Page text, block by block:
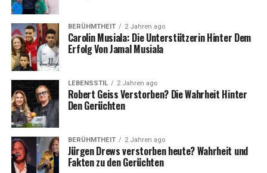
BERÜHMTHEIT 2 Jahren ago
Carolin Musiala: Die Unterstützerin Hinter Dem
Erfolg Von Jamal Musiala
LEBENSSTIL 2 Jahren ago
Robert Geiss Verstorben? Die Wahrheit Hinter
Den Gerüchten
BERÜHMTHEIT 2 Jahren ago
Jürgen Drews verstorben heute? Wahrheit und
Fakten zu den Gerüchten